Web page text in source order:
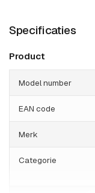
Specificaties
Product
Model number
EAN code
Merk
Categorie